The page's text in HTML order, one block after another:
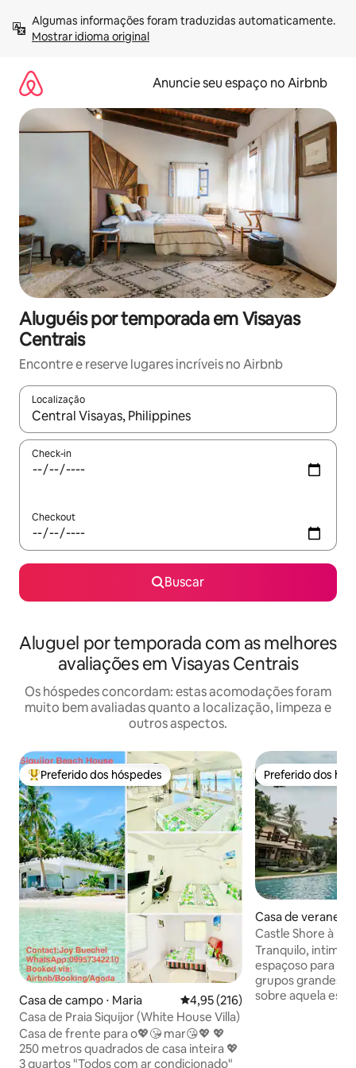
para
Mostrar idioma original
Anuncie seu espaço no Airbnb
Aluguéis por temporada em Visayas
Centrais
Encontre e reserve lugares incríveis no Airbnb
Localização
Quando os resultados estiverem disponíveis, explore-os
Check-in
Checkout
Buscar
Aluguel por temporada com as melhores
avaliações em Visayas Centrais
Os hóspedes concordam: estas acomodações foram
muito bem avaliadas quanto a localização, limpeza e
outros aspectos.
Entre os melhores preferidos dos hóspedes
Preferido dos hóspedes
Casa de campo ⋅ Maria 4,95 de uma avaliação média de
4,95 (216)
Casa de Praia Siquijor (White House Villa)
Casa de frente para o💖😘 mar😘💖 💖
250 metros quadrados de casa inteira 💖
3 quartos "Todos com ar condicionado"
Preferido dos
Preferido dos
Casa de veraneio
Castle Shore à
banheira de água
Tranquilo,
espaçoso para
grupos grandes,
sobre aquela